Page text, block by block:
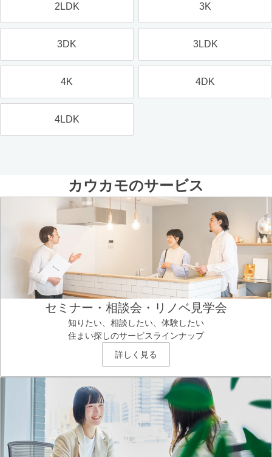
2LDK 3K
3DK 3LDK
4K 4DK
4LDK
カウカモのサービス
セミナー・相談会・リノベ見学会
知りたい、相談したい、体験したい
住まい探しのサービスラインナップ
詳しく見る